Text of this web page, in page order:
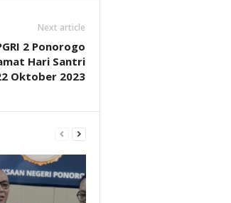
Next article
2 Ponorogo
Hari Santri
Oktober 2023